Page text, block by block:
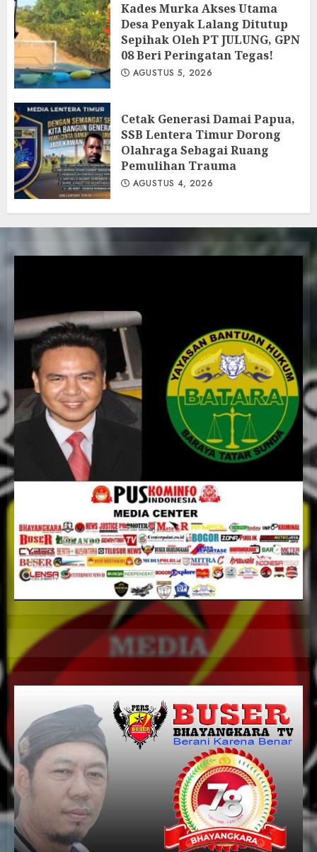
Kades Murka Akses Utama
Desa Penyak Lalang Ditutup
Sepihak Oleh PT JULUNG, GPN
08 Beri Peringatan Tegas!
AGUSTUS 5, 2026
Cetak Generasi Damai Papua,
SSB Lentera Timur Dorong
Olahraga Sebagai Ruang
Pemulihan Trauma
AGUSTUS 4, 2026